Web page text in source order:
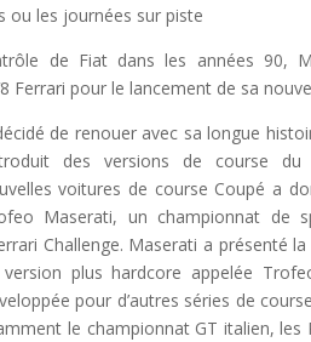
ou les journées sur piste
de Fiat dans les années 90,
Ferrari pour le lancement de sa
de renouer avec sa longue
des versions de course
voitures de course Coupé a
Maserati, un championnat de
Challenge. Maserati a présenté
plus hardcore appelée
pour d’autres séries de
le championnat GT italien, les